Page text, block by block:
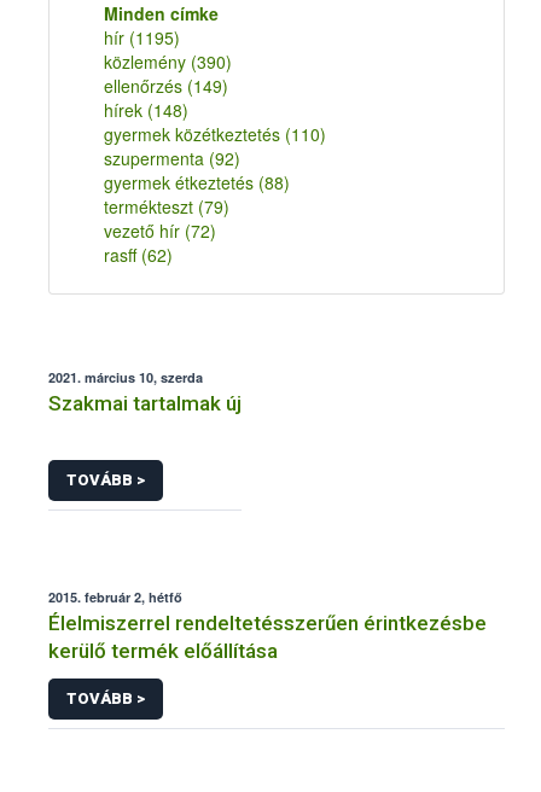
Minden címke
hír (1195)
közlemény (390)
ellenőrzés (149)
hírek (148)
gyermek közétkeztetés (110)
szupermenta (92)
gyermek étkeztetés (88)
termékteszt (79)
vezető hír (72)
rasff (62)
2021. március 10, szerda
Szakmai tartalmak új
TOVÁBB >
2015. február 2, hétfő
Élelmiszerrel rendeltetésszerűen érintkezésbe
kerülő termék előállítása
TOVÁBB >